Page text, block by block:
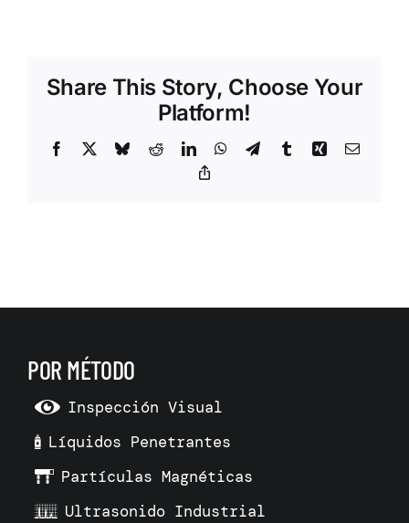
Share This Story, Choose Your
Platform!
Facebook BlueskyRedditLinkedInWhatsApp
TelegramTumblrXing Correo
POR MÉTODO
Inspección Visual
Líquidos Penetrantes
Partículas Magnéticas
Ultrasonido Industrial